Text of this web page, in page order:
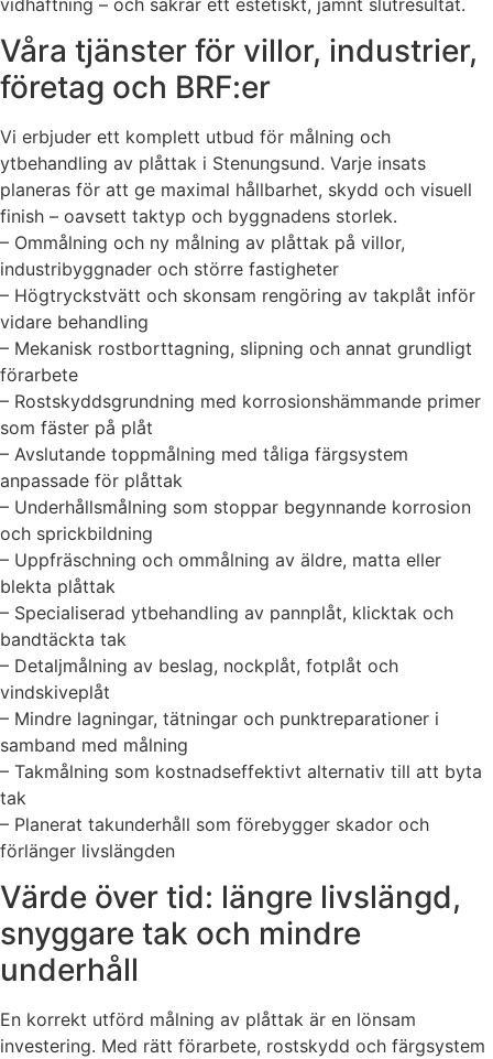
Våra tjänster för villor, industrier,
företag och BRF:er
Vi erbjuder ett komplett utbud för målning och
ytbehandling av plåttak i Stenungsund. Varje insats
planeras för att ge maximal hållbarhet, skydd och visuell
finish – oavsett taktyp och byggnadens storlek.
– Ommålning och ny målning av plåttak på villor,
industribyggnader och större fastigheter
– Högtryckstvätt och skonsam rengöring av takplåt inför
vidare behandling
– Mekanisk rostborttagning, slipning och annat grundligt
förarbete
– Rostskyddsgrundning med korrosionshämmande primer
som fäster på plåt
– Avslutande toppmålning med tåliga färgsystem
anpassade för plåttak
– Underhållsmålning som stoppar begynnande korrosion
och sprickbildning
– Uppfräschning och ommålning av äldre, matta eller
blekta plåttak
– Specialiserad ytbehandling av pannplåt, klicktak och
bandtäckta tak
– Detaljmålning av beslag, nockplåt, fotplåt och
vindskiveplåt
– Mindre lagningar, tätningar och punktreparationer i
samband med målning
– Takmålning som kostnadseffektivt alternativ till att byta
tak
– Planerat takunderhåll som förebygger skador och
förlänger livslängden
Värde över tid: längre livslängd,
snyggare tak och mindre
underhåll
En korrekt utförd målning av plåttak är en lönsam
investering. Med rätt förarbete, rostskydd och färgsystem